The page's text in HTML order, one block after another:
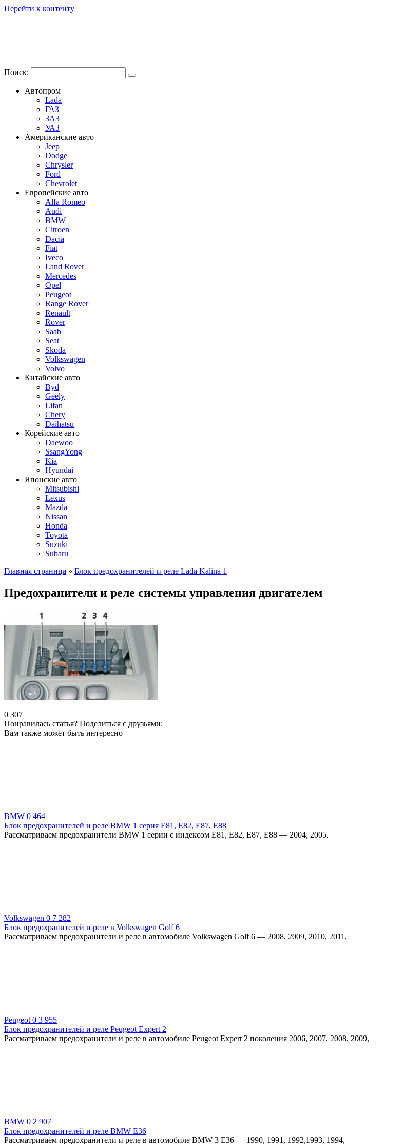
Перейти к контенту
Поиск:
Автопром
Lada
ГАЗ
ЗАЗ
УАЗ
Американские авто
Jeep
Dodge
Chrysler
Ford
Chevrolet
Европейские авто
Alfa Romeo
Audi
BMW
Citroen
Dacia
Fiat
Iveco
Land Rover
Mercedes
Opel
Peugeot
Range Rover
Renault
Rover
Saab
Seat
Skoda
Volkswagen
Volvo
Китайские авто
Byd
Geely
Lifan
Chery
Daihatsu
Корейские авто
Daewoo
SsangYong
Kia
Hyundai
Японские авто
Mitsubishi
Lexus
Mazda
Nissan
Honda
Toyota
Suzuki
Subaru
Главная страница » Блок предохранителей и реле Lada Kalina 1
Предохранители и реле системы управления двигателем
0 307
Понравилась статья? Поделиться с друзьями:
Вам также может быть интересно
BMW 0 464
Блок предохранителей и реле BMW 1 серия E81, E82, E87, E88
Рассматриваем предохранители BMW 1 серии с индексом E81, E82, E87, E88 — 2004, 2005,
Volkswagen 0 7 282
Блок предохранителей и реле в Volkswagen Golf 6
Рассматриваем предохранители и реле в автомобиле Volkswagen Golf 6 — 2008, 2009, 2010, 2011,
Peugeot 0 3 955
Блок предохранителей и реле Peugeot Expert 2
Рассматриваем предохранители и реле в автомобиле Peugeot Expert 2 поколения 2006, 2007, 2008, 2009,
BMW 0 2 907
Блок предохранителей и реле BMW E36
Рассматриваем предохранители и реле в автомобиле BMW 3 E36 — 1990, 1991, 1992,1993, 1994,